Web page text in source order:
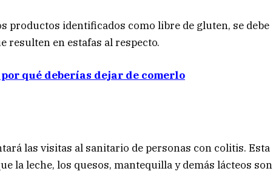
productos identificados como libre de gluten, se debe
resulten en estafas al respecto.
qué deberías dejar de comerlo
las visitas al sanitario de personas con colitis. Esta
la leche, los quesos, mantequilla y demás lácteos son